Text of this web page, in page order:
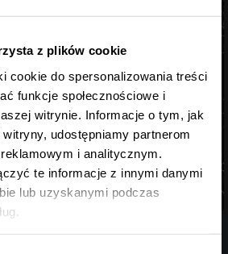
z plików cookie
cookie do spersonalizowania treści
funkcje społecznościowe i
witrynie. Informacje o tym, jak
udostępniamy partnerom
i analitycznym.
te informacje z innymi danymi
lub uzyskanymi podczas